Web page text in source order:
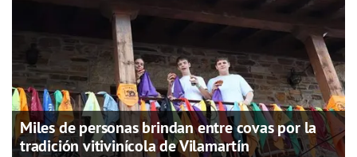
Miles de personas brindan entre covas por la
tradición vitivinícola de Vilamartín